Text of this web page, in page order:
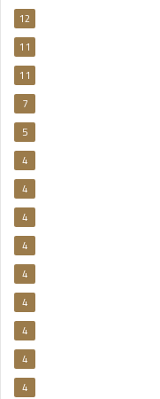
12
11
11
7
5
4
4
4
4
4
4
4
4
4